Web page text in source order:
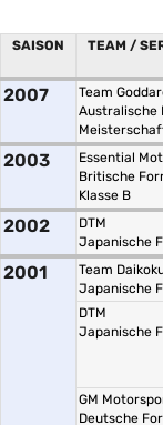
SAISON TEAM /
2007
Team
Australische
2003
Essential
Britische
Klasse B
2002
DTM
Japanische
2001
Team
Japanische
DTM
Japanische
GM
Deutsche